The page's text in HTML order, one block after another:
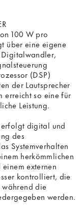
100 W pro
über eine eigene
Digitalwandler,
(DSP)
der Lautsprecher
erreicht so eine für
Leistung.
erfolgt digital und
des
Systemverhalten
herkömmlichen
einem externen
kontrolliert, die
die
werden.